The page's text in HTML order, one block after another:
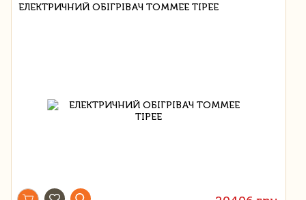
ЕЛЕКТРИЧНИЙ ОБІГРІВАЧ TOMMEE TIPEE